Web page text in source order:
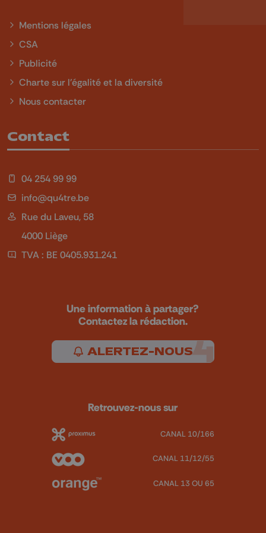
Mentions légales
CSA
Publicité
Charte sur l'égalité et la diversité
Nous contacter
Contact
04 254 99 99
info@qu4tre.be
Rue du Laveu, 58
4000 Liège
TVA : BE 0405.931.241
Une information à partager?
Contactez la rédaction.
ALERTEZ-NOUS
Retrouvez-nous sur
CANAL 10/166
CANAL 11/12/55
CANAL 13 OU 65